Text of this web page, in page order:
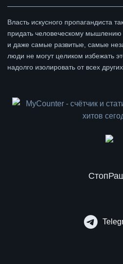
Власть искусного пропагандиста
придать человеческому
и даже самые развитые, самые
люди не могут целиком избежать
надолго изолировать от всех